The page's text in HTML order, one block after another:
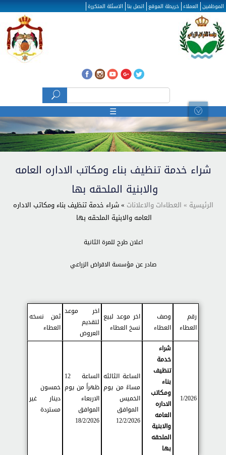
تجاوز إلى المحتوى الرئيسي
الموظفين العملاء خريطة الموقع اتصل بنا الاسئلة المتكررة
☰
شراء خدمة تنظيف بناء ومكاتب الاداره العامه
والابنية الملحقه بها
الرئيسية » العطاءات والاعلانات » شراء خدمة تنظيف بناء ومكاتب الاداره
العامه والابنية الملحقه بها
اعلان طرح للمرة الثانية
صادر عن مؤسسة الاقراض الزراعي
رقم
العطاء
وصف
العطاء
اخر موعد لبيع
نسخ العطاء
اخر موعد
لتقديم
العروض
ثمن نسخه
العطاء
1/2026
شراء
خدمة
تنظيف
بناء
ومكاتب
الاداره
العامه
والابنية
الملحقه
بها
الساعة الثالثه
مساءً من يوم
الخميس
الموافق
12/2/2026
الساعة 12
ظهراً من يوم
الاربعاء
الموافق
18/2/2026
خمسون
دينار غير
مستردة